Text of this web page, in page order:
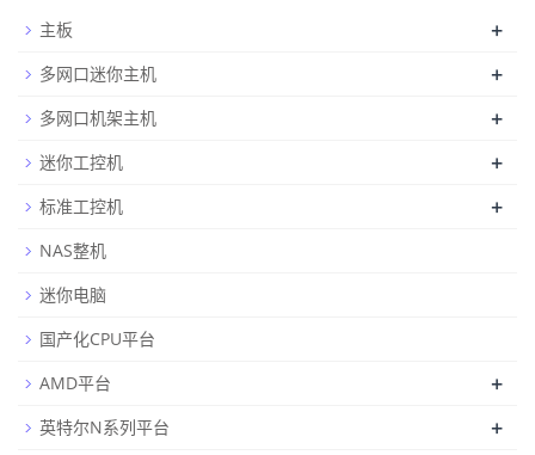
主板 +
多网口迷你主机 +
多网口机架主机 +
迷你工控机 +
标准工控机 +
NAS整机
迷你电脑
国产化CPU平台
AMD平台
+
英特尔N系列平台 +